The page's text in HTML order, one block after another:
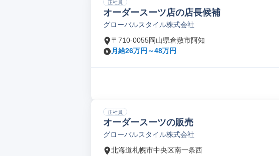
正社員
オーダースーツ店の店長候補
グローバルスタイル株式会社
〒710-0055岡山県倉敷市阿知
月給26万円～48万円
正社員
オーダースーツの販売
グローバルスタイル株式会社
北海道札幌市中央区南一条西